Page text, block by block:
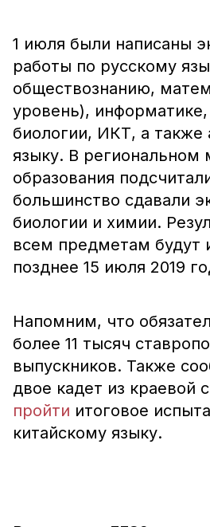
1 июля были написаны
работы по русскому
обществознанию,
уровень),
биологии, ИКТ, а также
языку. В региональном
образования
большинство сдавали
биологии и химии.
всем предметам будут
позднее 15 июля 2019
Напомним, что
более 11 тысяч
выпускников. Также
двое кадет из краевой
пройти итоговое
китайскому языку.